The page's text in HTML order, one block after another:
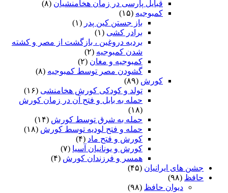
قبایل پارسی در زمان هخامنشیان (۸)
کمبوجیه (۱۵)
باز جستن کین پدر (۱)
برادر کشی (۱)
بردیه دروغین ، بازگشت از مصر و کشته
شدن کمبوجیه (۲)
کمبوجیه و مغان (۲)
گشودن مصر توسط کمبوجیه (۸)
کورش (۸۹)
تولد و کودکی کورش هخامنشی (۱۶)
حمله به بابل و فتح آن در زمان کورش
(۱۸)
حمله به شرق توسط کورش (۱۴)
حمله و فتح لودیه توسط کورش (۱۸)
کورش و فتح ماد (۴)
کورش و یونانیان آسیا (۷)
همسر و فرزندان کورش (۴)
جشن های ایرانیان (۴۵)
حافظ (۹۸)
دیوان حافظ (۹۸)